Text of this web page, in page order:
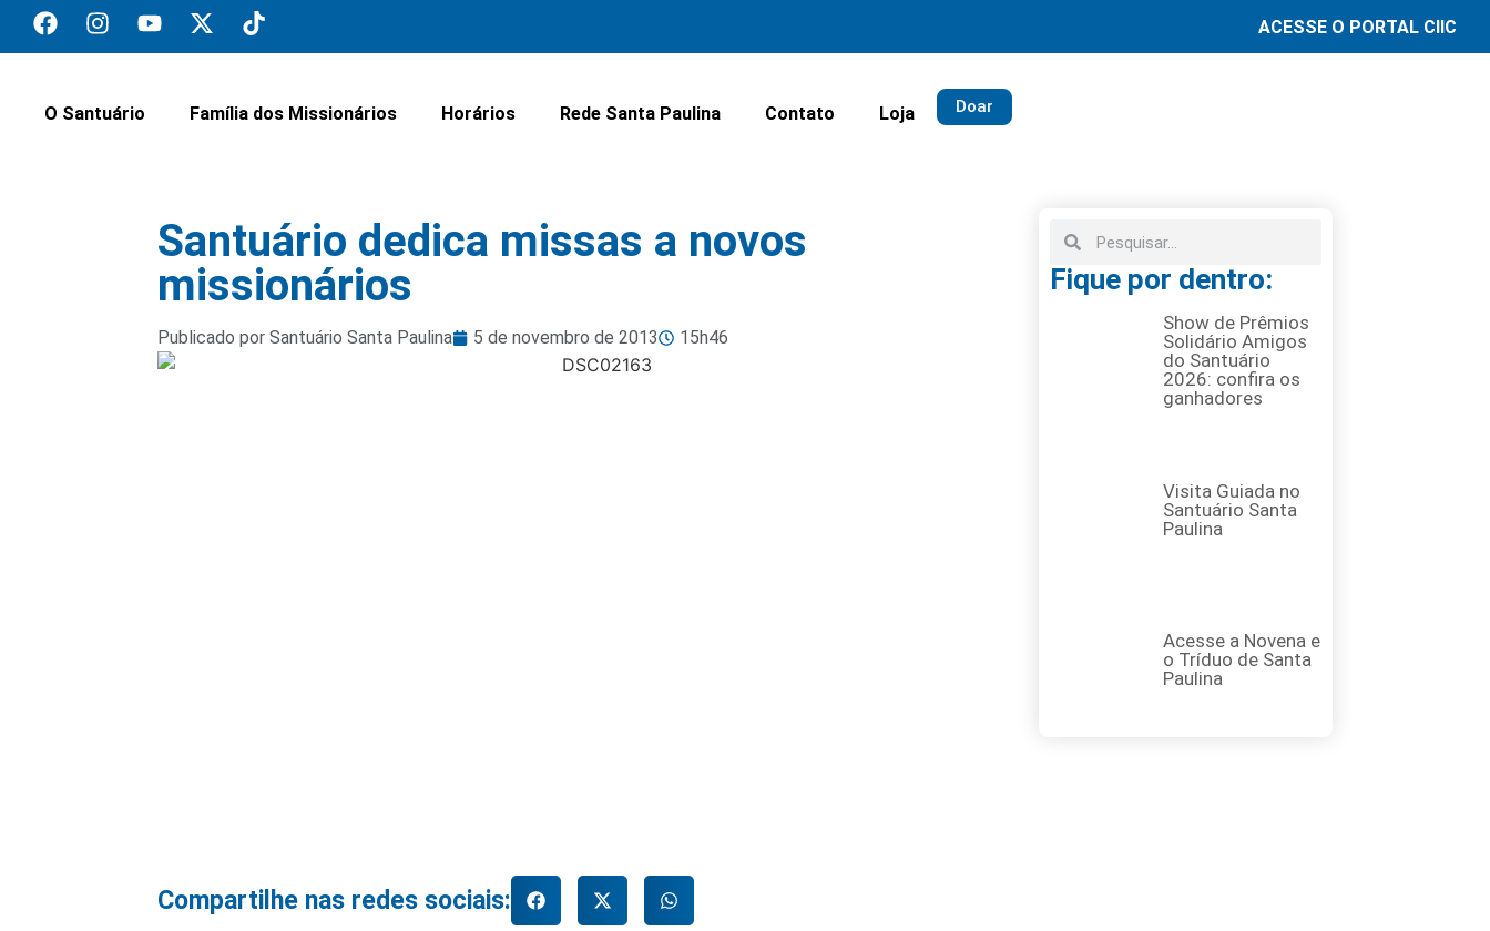
ACESSE O PORTAL CIIC
O Santuário Família dos Missionários Horários Rede Santa Paulina Contato Loja Doar
Santuário dedica missas a novos
missionários
Publicado por Santuário Santa Paulina 5 de novembro de 2013 15h46
Compartilhe nas redes sociais:
Fique por dentro:
Show de Prêmios
Solidário Amigos
do Santuário
2026: confira os
ganhadores
Visita Guiada no
Santuário Santa
Paulina
Acesse a Novena e
o Tríduo de Santa
Paulina